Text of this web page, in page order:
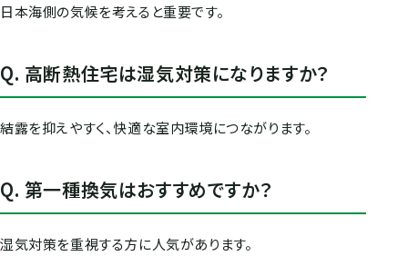
日本海側の気候を考えると重要です。
Q. 高断熱住宅は湿気対策になりますか？
結露を抑えやすく、快適な室内環境につながります。
Q. 第一種換気はおすすめですか？
湿気対策を重視する方に人気があります。